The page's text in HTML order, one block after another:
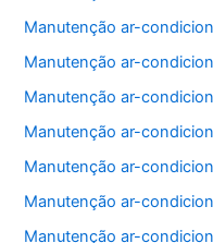
Manutenção ar-
Manutenção ar-
Manutenção ar-
Manutenção ar-
Manutenção ar-
Manutenção ar-
Manutenção ar-